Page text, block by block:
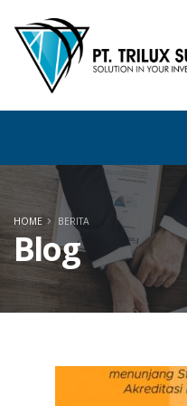
HOME BERITA
Blog